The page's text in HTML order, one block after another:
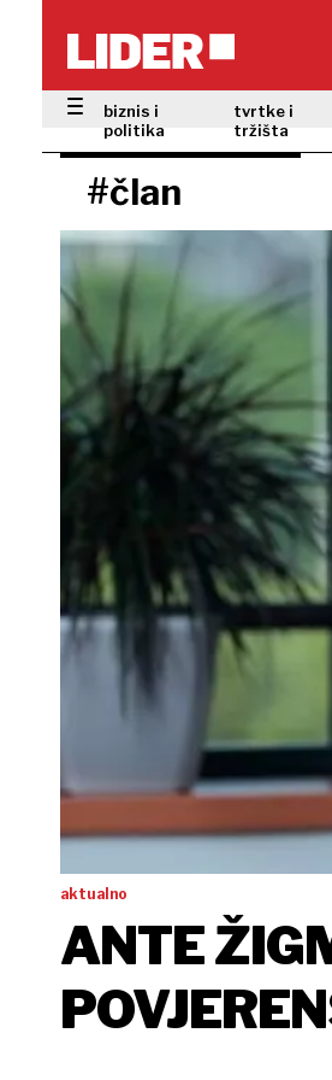
biznis i
politika
tvrtke i
tržišta
#član
aktualno
ANTE